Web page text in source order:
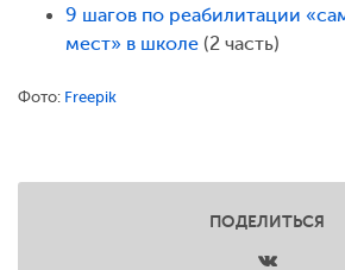
9 шагов по реабилитации
мест» в школе (2 часть)
Фото: Freepik
ПОДЕЛИТЬСЯ